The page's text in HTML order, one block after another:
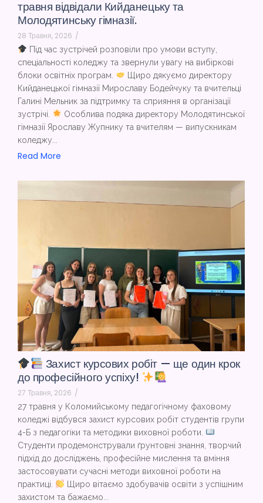
травня відвідали Кийданецьку та
Молодятинську гімназії.
28 Травня, 2026 /
Під час зустрічей розповіли про умови вступу,
спеціальності коледжу та звернули увагу на вибіркові
блоки освітніх програм.
Щиро дякуємо директору
Кийданецької гімназії Мирославу Бодейчуку та вчительці
Галині Мельник за підтримку та сприяння в організації
зустрічі.
Особлива подяка директору Молодятинської
гімназії Ярославу Жупнику та вчителям — випускникам
коледжу...
Read More
Захист курсових робіт — ще один крок
до професійного успіху!
27 Травня, 2026 /
27 травня у Коломийському педагогічному фаховому
коледжі відбувся захист курсових робіт студентів групи
4-Б з педагогіки та методики виховної роботи.
Студенти продемонстрували ґрунтовні знання, творчий
підхід до досліджень, професійне мислення та вміння
застосовувати сучасні методи виховної роботи на
практиці.
Щиро вітаємо здобувачів освіти з успішним
захистом та бажаємо...